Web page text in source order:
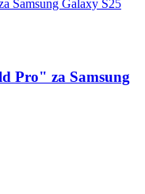
Pro" za Samsung